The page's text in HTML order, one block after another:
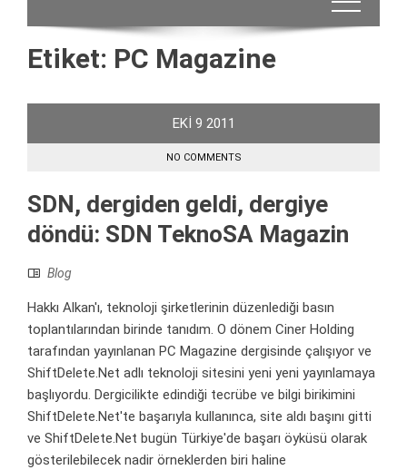
Etiket: PC Magazine
EKI 9 2011
NO COMMENTS
SDN, dergiden geldi, dergiye
döndü: SDN TeknoSA Magazin
Blog
Hakkı Alkan'ı, teknoloji şirketlerinin düzenlediği basın
toplantılarından birinde tanıdım. O dönem Ciner Holding
tarafından yayınlanan PC Magazine dergisinde çalışıyor ve
ShiftDelete.Net adlı teknoloji sitesini yeni yeni yayınlamaya
başlıyordu. Dergicilikte edindiği tecrübe ve bilgi birikimini
ShiftDelete.Net'te başarıyla kullanınca, site aldı başını gitti
ve ShiftDelete.Net bugün Türkiye'de başarı öyküsü olarak
gösterilebilecek nadir örneklerden biri haline